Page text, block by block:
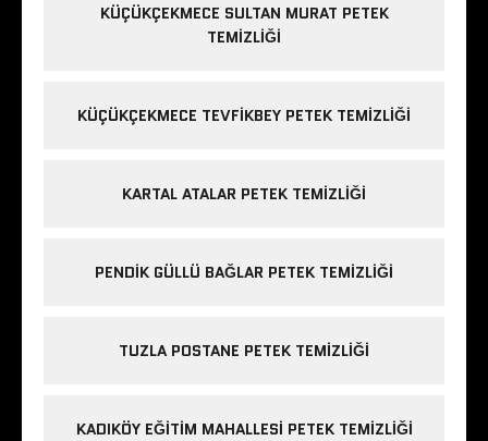
KÜÇÜKÇEKMECE SULTAN MURAT PETEK
TEMIZLIĞI
KÜÇÜKÇEKMECE TEVFIKBEY PETEK TEMIZLIĞI
KARTAL ATALAR PETEK TEMIZLIĞI
PENDIK GÜLLÜ BAĞLAR PETEK TEMIZLIĞI
TUZLA POSTANE PETEK TEMIZLIĞI
KADIKÖY EĞITIM MAHALLESI PETEK TEMIZLIĞI